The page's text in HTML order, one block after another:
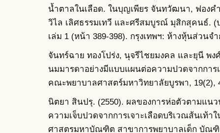
นํ้าตาลในเลือด. ในบุญเพียร จันทวัฒนา, ฟอง
วิไล เลิศธรรมเทวี และศรีสมบูรณ์ มุสิกสุคนธ์. (
เล่ม 1 (หน้า 389-398). กรุงเทพฯ: ห้างหุ้นส่วนจ
จันทร์ฉาย ทองโปร่ง, นุจรีไชยมงคล และยุนี พง
นมมารดาอย่างมีแบบแผนต่อความปวดจากการ
คณะพยาบาลศาสตร์มหาวิทยาลัยบูรพา, 19(2),
นิตยา สินปรุ. (2550). ผลของการห่อตัวตามแน
ความเจ็บปวดจากการเจาะเลือดบริเวณส้นเท้
ศาสตรมหาบัณฑิต สาขาการพยาบาลเด็ก บัณ